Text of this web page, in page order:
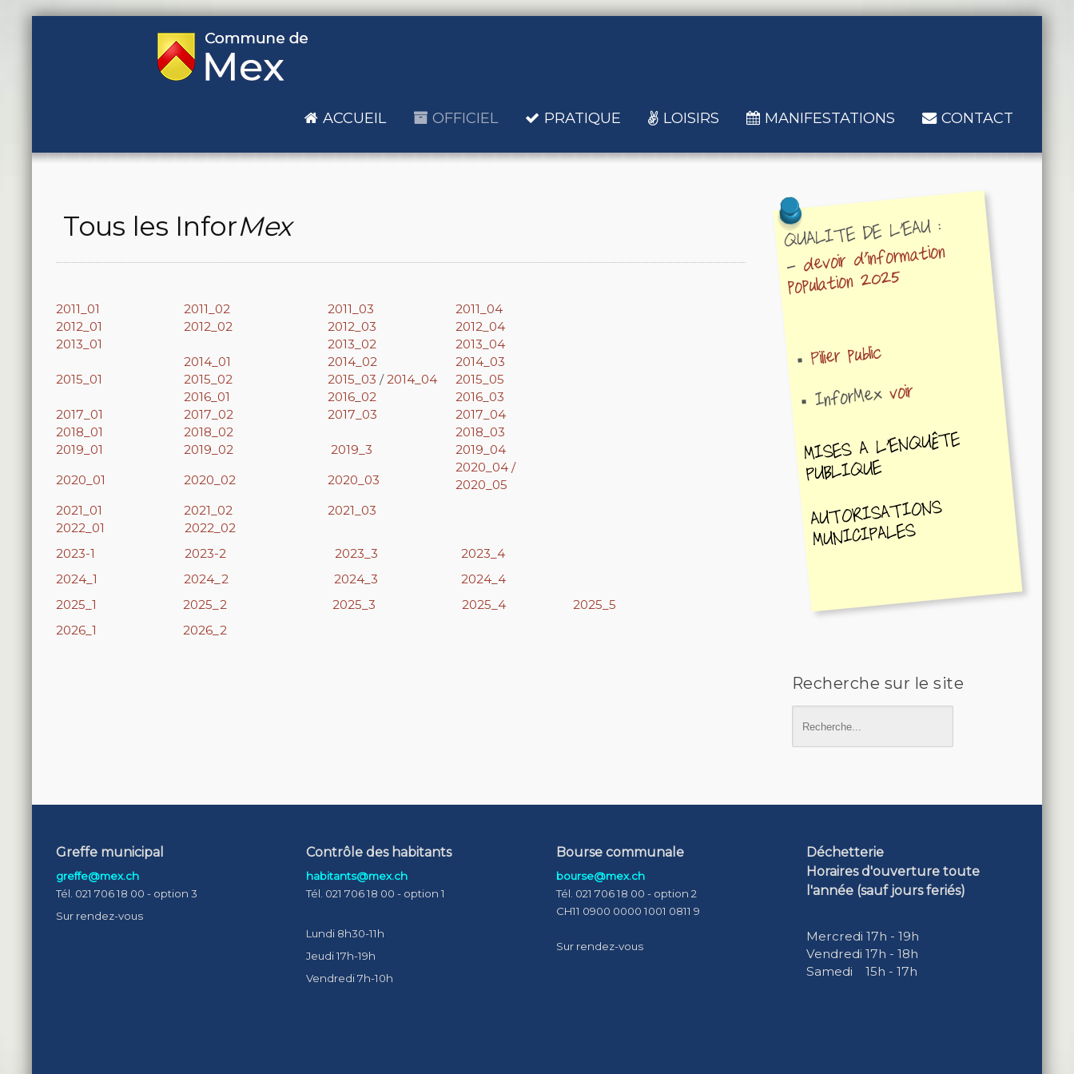
ACCUEIL OFFICIEL PRATIQUE LOISIRS MANIFESTATIONS CONTACT
QUALITE DE L'EAU :
-devoir d'information
population 2025
Pilier public
InforMexvoir
MISES A L'ENQUÊTE
PUBLIQUE
AUTORISATIONS
MUNICIPALES
Recherche sur le site
Tous les InforMex
2011_01 2011_02 2011_03
2011_04
2012_01
2012_02 2012_03
2012_04
2013_01
2013_02
2013_04
2014_01
2014_02
2014_03
2015_01
2015_02 2015_03 /2014_04
2015_05
2016_01
2016_02
2016_03
2017_01
2017_02 2017_03
2017_04
2018_01
2018_02
2018_03
2019_01
2019_02 2019_3
2019_04
2020_01
2020_02 2020_03
2020_04 /
2020_05
2021_01
2021_02
2021_03
2022_012022_02
2023-1
2023-2 2023_3
2023_4
2024_1
2024_2 2024_3
2024_4
2025_1
2025_2 2025_3 2025_4
2025_5
2026_1
2026_2
Greffe municipal
greffe@mex.ch
Tél. 021 706 18 00 - option 3
Sur rendez-vous
Contrôle des habitants
habitants@mex.ch
Tél. 021 706 18 00 - option 1
Lundi 8h30-11h
Jeudi 17h-19h
Vendredi 7h-10h
Bourse communale
bourse@mex.ch
Tél. 021 706 18 00 - option 2
CH11 0900 0000 1001 0811 9
Sur rendez-vous
Déchetterie
Horaires d'ouverture toute
l'année (sauf jours feriés)
Mercredi 17h - 19h
Vendredi 17h - 18h
Samedi 15h - 17h